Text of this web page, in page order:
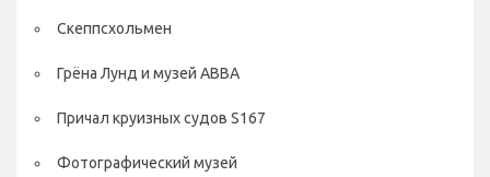
Скеппсхольмен
Грёна Лунд и музей ABBA
Причал круизных судов S167
Фотографический музей